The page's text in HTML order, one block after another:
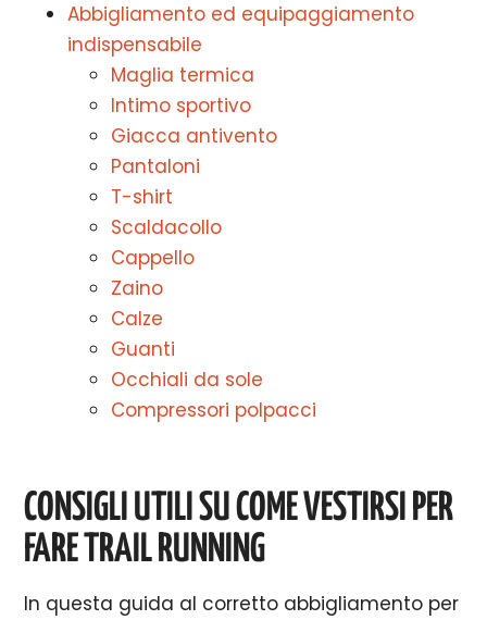
Abbigliamento ed equipaggiamento
indispensabile
Maglia termica
Intimo sportivo
Giacca antivento
Pantaloni
T-shirt
Scaldacollo
Cappello
Zaino
Calze
Guanti
Occhiali da sole
Compressori polpacci
CONSIGLI UTILI SU COME VESTIRSI PER
FARE TRAIL RUNNING
In questa guida al corretto abbigliamento per